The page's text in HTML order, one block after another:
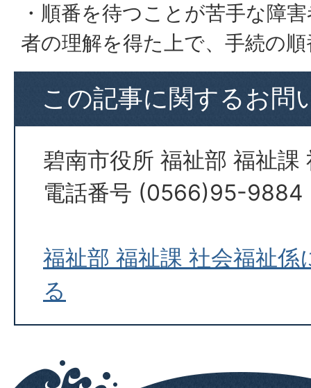
・順番を待つことが苦手な障
者の理解を得た上で、手続の
この記事に関するお問
碧南市役所 福祉部 福祉課
電話番号 (0566)95-9884
福祉部 福祉課 社会福祉係
る